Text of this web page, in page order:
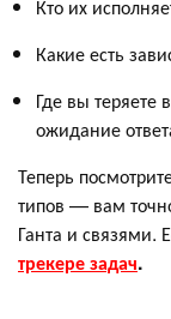
Кто их
Какие есть
Где вы теряете
ожидание
Теперь
типов — вам
Ганта и связями.
трекере задач.